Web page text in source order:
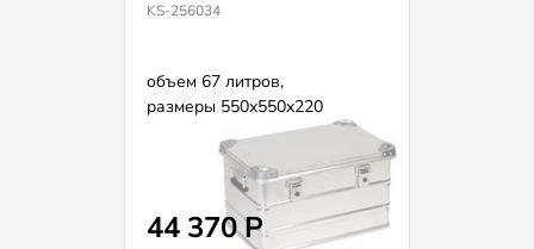
KS-256034
объем 67 литров,
размеры 550х550х220
44 370 Р